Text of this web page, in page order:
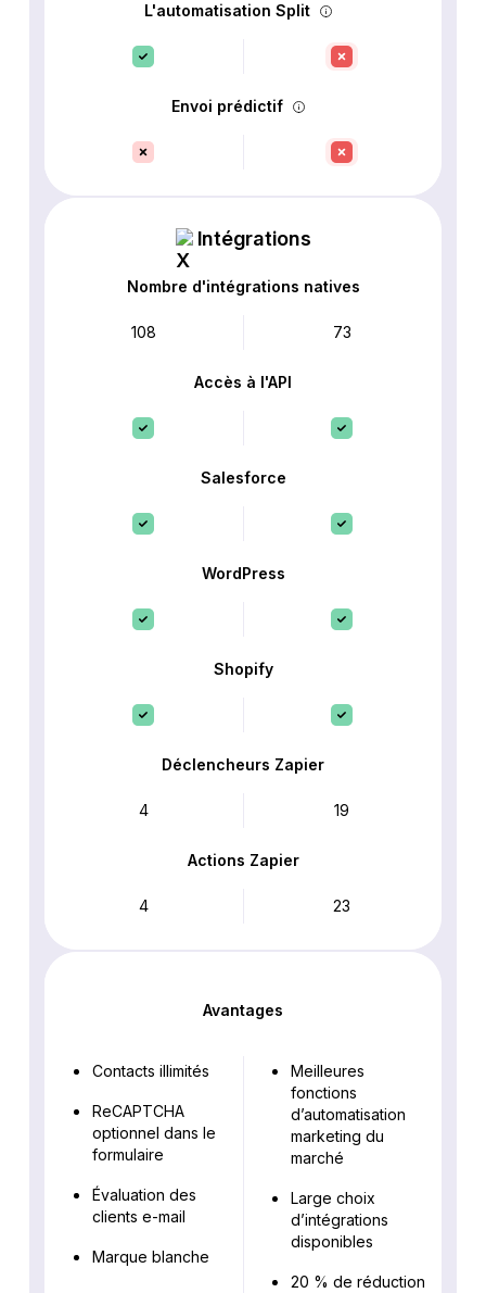
L'automatisation Split
Envoi prédictif
Intégrations
Nombre d'intégrations natives
108 73
Accès à l'API
Salesforce
WordPress
Shopify
Déclencheurs Zapier
4 19
Actions Zapier
4 23
Avantages
Contacts illimités
ReCAPTCHA
optionnel dans le
formulaire
Évaluation des
clients e-mail
Marque blanche
Meilleures
fonctions
d’automatisation
marketing du
marché
Large choix
d’intégrations
disponibles
20 % de réduction